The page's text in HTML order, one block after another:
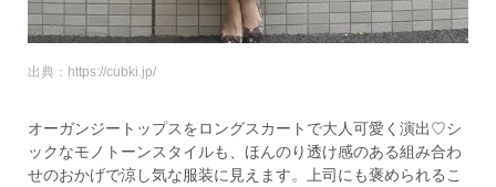
出典：https://cubki.jp/
オーガンジートップスをロングスカートで大人可愛く演出♡シ
ックなモノトーンスタイルも、ほんのり透け感のある組み合わ
せのおかげで涼し気な服装に見えます。上司にも褒められるこ